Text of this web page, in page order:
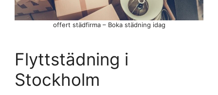
Flyttstädning i
Stockholm
offert städfirma – Boka städning idag